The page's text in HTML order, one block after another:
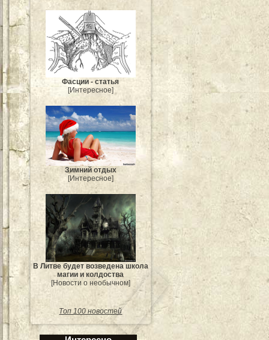
Фасции - статья
[Интересное]
Зимний отдых
[Интересное]
В Литве будет возведена школа
магии и колдоства
[Новости о необычном]
Топ 100 новостей